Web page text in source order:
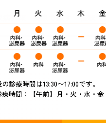
診療時間は13:30〜17:00です。
時間：
【午前】月・火・水・
外来 疾患で探す 症状で